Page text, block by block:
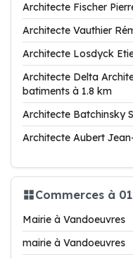
Architecte Fischer
Architecte Vauthier
Architecte Losdyck
Architecte Delta
batiments à 1.8 km
Architecte Batchinsky
Architecte Aubert
Commerces à
Mairie à Vandoeuvres
mairie à Vandoeuvres